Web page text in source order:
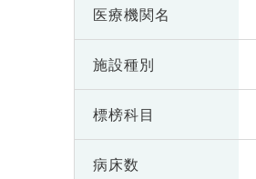
医療機関名
施設種別
標榜科目
病床数